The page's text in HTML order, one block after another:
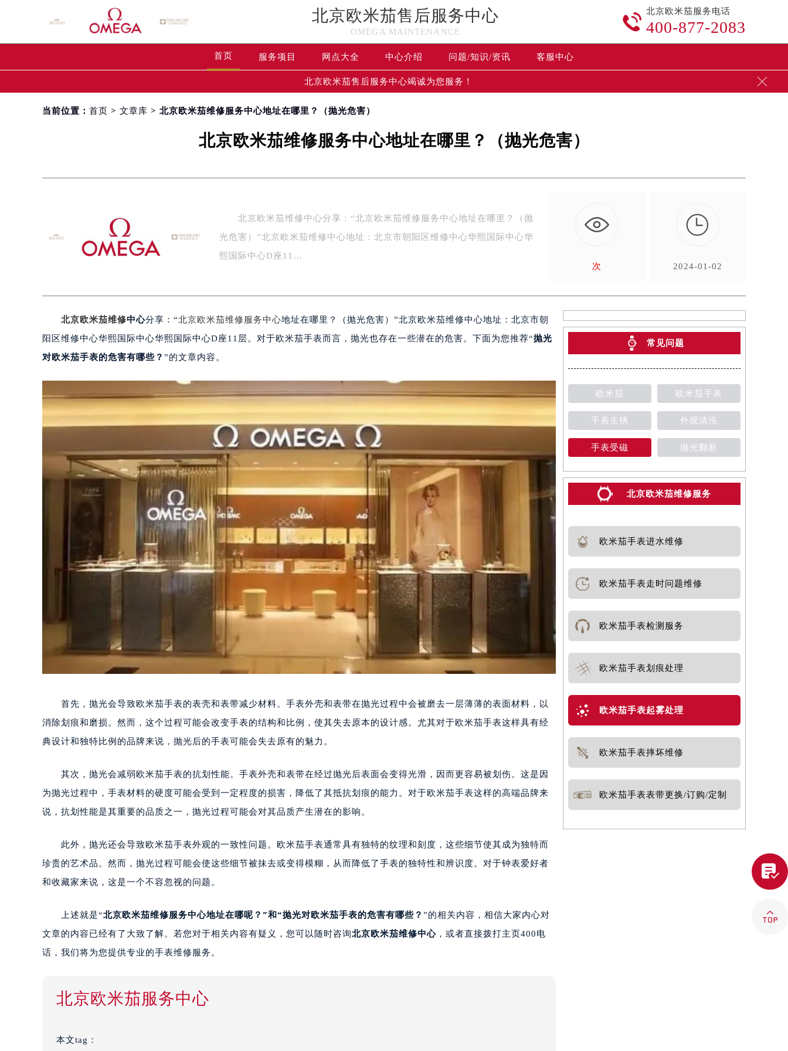
北京欧米茄售后服务中心
OMEGA MAINTENANCE

北京欧米茄服务电话
400-877-2083
首页 服务项目 网点大全 中心介绍 问题/知识/资讯 客服中心
北京欧米茄售后服务中心竭诚为您服务！ 
当前位置： 首页 > 文章库 > 北京欧米茄维修服务中心地址在哪里？（抛光危害）
北京欧米茄维修服务中心地址在哪里？（抛光危害）
北京欧米茄维修中心分享：“北京欧米茄维修服务中心地址在哪里？（抛
光危害）”北京欧米茄维修中心地址：北京市朝阳区维修中心华熙国际中心华
熙国际中心D座11…
次

2024-01-02
北京欧米茄维修中心分享：“北京欧米茄维修服务中心地址在哪里？（抛光危害）”北京欧米茄维修中心地址：北京市朝
阳区维修中心华熙国际中心华熙国际中心D座11层。对于欧米茄手表而言，抛光也存在一些潜在的危害。下面为您推荐“抛光
对欧米茄手表的危害有哪些？ ”的文章内容。
首先，抛光会导致欧米茄手表的表壳和表带减少材料。手表外壳和表带在抛光过程中会被磨去一层薄薄的表面材料，以
消除划痕和磨损。然而，这个过程可能会改变手表的结构和比例，使其失去原本的设计感。尤其对于欧米茄手表这样具有经
典设计和独特比例的品牌来说，抛光后的手表可能会失去原有的魅力。
其次，抛光会减弱欧米茄手表的抗划性能。手表外壳和表带在经过抛光后表面会变得光滑，因而更容易被划伤。这是因
为抛光过程中，手表材料的硬度可能会受到一定程度的损害，降低了其抵抗划痕的能力。对于欧米茄手表这样的高端品牌来
说，抗划性能是其重要的品质之一，抛光过程可能会对其品质产生潜在的影响。
此外，抛光还会导致欧米茄手表外观的一致性问题。欧米茄手表通常具有独特的纹理和刻度，这些细节使其成为独特而
珍贵的艺术品。然而，抛光过程可能会使这些细节被抹去或变得模糊，从而降低了手表的独特性和辨识度。对于钟表爱好者
和收藏家来说，这是一个不容忽视的问题。
上述就是“北京欧米茄维修服务中心地址在哪呢？”和“抛光对欧米茄手表的危害有哪些？ ”的相关内容，相信大家内心对
文章的内容已经有了大致了解。若您对于相关内容有疑义，您可以随时咨询北京欧米茄维修中心 ，或者直接拨打主页400电
话，我们将为您提供专业的手表维修服务。
北京欧米茄服务中心
本文tag：
常见问题
欧米茄 欧米茄手表
手表生锈 外观清洗
手表受磁 抛光翻新
北京欧米茄维修服务
欧米茄手表进水维修
欧米茄手表走时问题维修
欧米茄手表检测服务
欧米茄手表划痕处理
欧米茄手表起雾处理
欧米茄手表摔坏维修
欧米茄手表表带更换/订购/定制

